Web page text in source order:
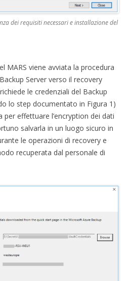
dei requisiti necessari e installazione del
MARS viene avviata la procedura
Server verso il recovery
le credenziali del Backup
lo step documentato in Figura 1)
per effettuare l’encryption dei dati
salvarla in un luogo sicuro in
le operazioni di recovery e
recuperata dal personale di